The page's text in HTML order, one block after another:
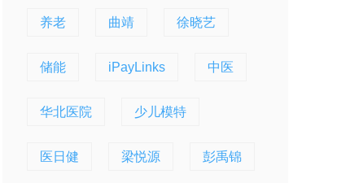
养老 曲靖 徐晓艺
储能 iPayLinks 中医
华北医院 少儿模特
医日健 梁悦源 彭禹锦